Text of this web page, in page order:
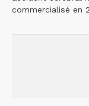
commercialisé en